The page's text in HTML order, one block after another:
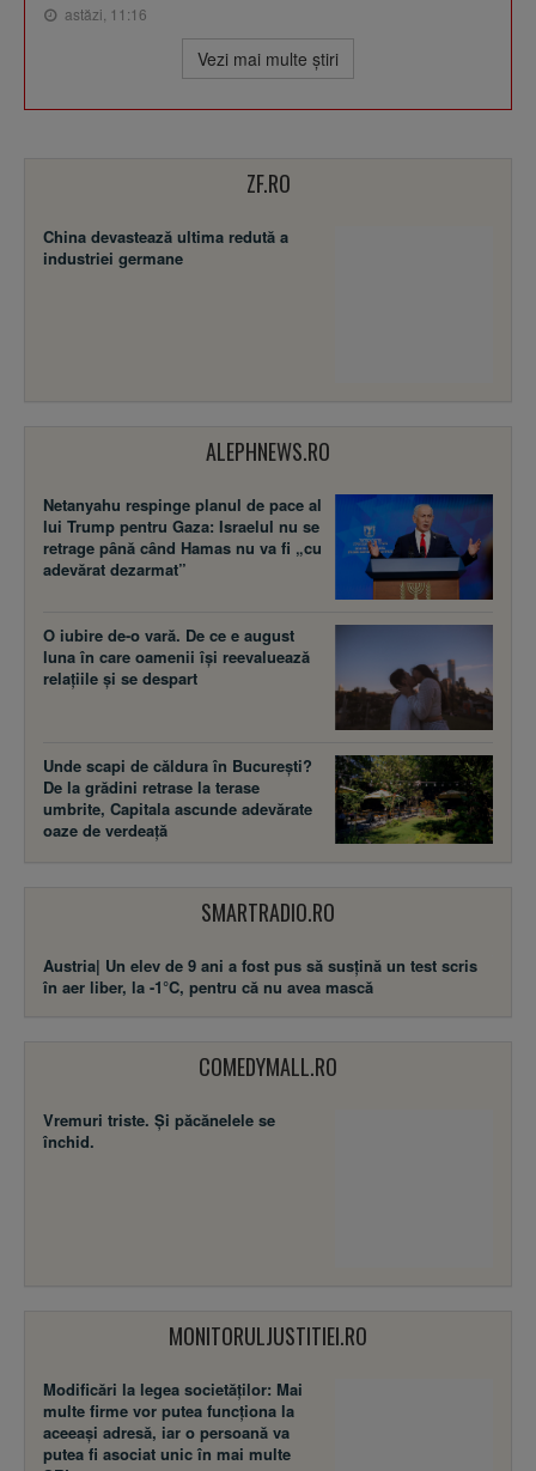
astăzi, 11:16
Vezi mai multe ştiri
ZF.RO
China devastează ultima redută a
industriei germane
ALEPHNEWS.RO
Netanyahu respinge planul de pace al
lui Trump pentru Gaza: Israelul nu se
retrage până când Hamas nu va fi „cu
adevărat dezarmat”
O iubire de-o vară. De ce e august
luna în care oamenii își reevaluează
relațiile și se despart
Unde scapi de căldura în București?
De la grădini retrase la terase
umbrite, Capitala ascunde adevărate
oaze de verdeață
SMARTRADIO.RO
Austria| Un elev de 9 ani a fost pus să susţină un test scris
în aer liber, la -1°C, pentru că nu avea mască
COMEDYMALL.RO
Vremuri triste. Şi păcănelele se
închid.
MONITORULJUSTITIEI.RO
Modificări la legea societăţilor: Mai
multe firme vor putea funcţiona la
aceeaşi adresă, iar o persoană va
putea fi asociat unic în mai multe